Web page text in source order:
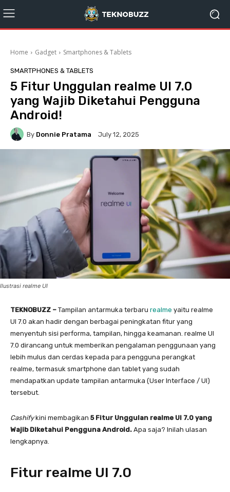
Home Gadget Smartphones & Tablets
SMARTPHONES & TABLETS
5 Fitur Unggulan realme UI 7.0
yang Wajib Diketahui Pengguna
Android!
By Donnie Pratama July 12, 2025
Ilustrasi realme UI
TEKNOBUZZ – Tampilan antarmuka terbaru realme yaitu realme
UI 7.0 akan hadir dengan berbagai peningkatan fitur yang
menyentuh sisi performa, tampilan, hingga keamanan. realme UI
7.0 dirancang untuk memberikan pengalaman penggunaan yang
lebih mulus dan cerdas kepada para pengguna perangkat
realme, termasuk smartphone dan tablet yang sudah
mendapatkan update tampilan antarmuka (User Interface / UI)
tersebut.
Cashifykini membagikan 5 Fitur Unggulan realme UI 7.0 yang
Wajib Diketahui Pengguna Android. Apa saja? Inilah ulasan
lengkapnya.
Fitur realme UI 7.0